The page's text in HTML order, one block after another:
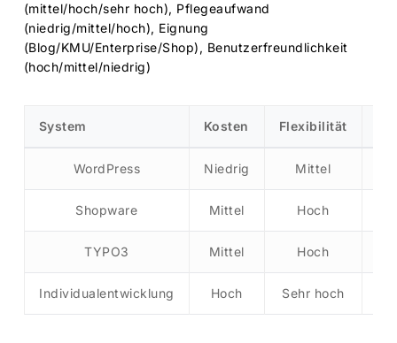
(mittel/hoch/sehr hoch), Pflegeaufwand
(niedrig/mittel/hoch), Eignung
(Blog/KMU/Enterprise/Shop), Benutzerfreundlichkeit
(hoch/mittel/niedrig)
System Kosten Flexibilität
WordPress Niedrig Mittel
Shopware Mittel Hoch
TYPO3 Mittel Hoch
Individualentwicklung Hoch Sehr hoch